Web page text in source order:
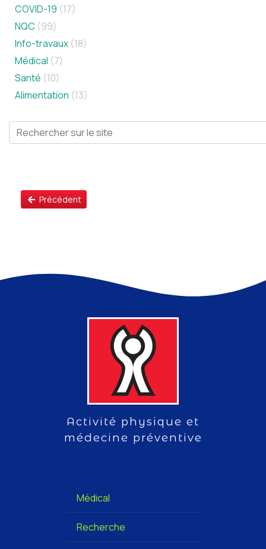
COVID-19 (17)
NQC (99)
Info-travaux (18)
Médical (7)
Santé (10)
Alimentation (13)
Précédent
Activité physique et
médecine préventive
Médical
Recherche